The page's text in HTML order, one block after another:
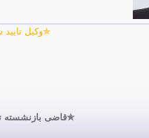
✯وکیل
✯قاضی بازنشسته